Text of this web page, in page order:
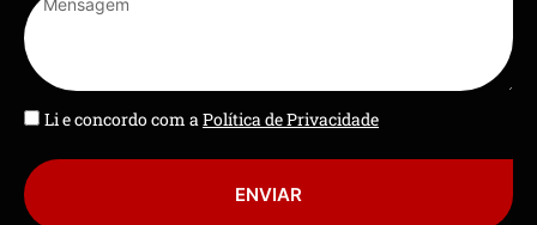
Li e concordo com aPolítica de Privacidade
ENVIAR